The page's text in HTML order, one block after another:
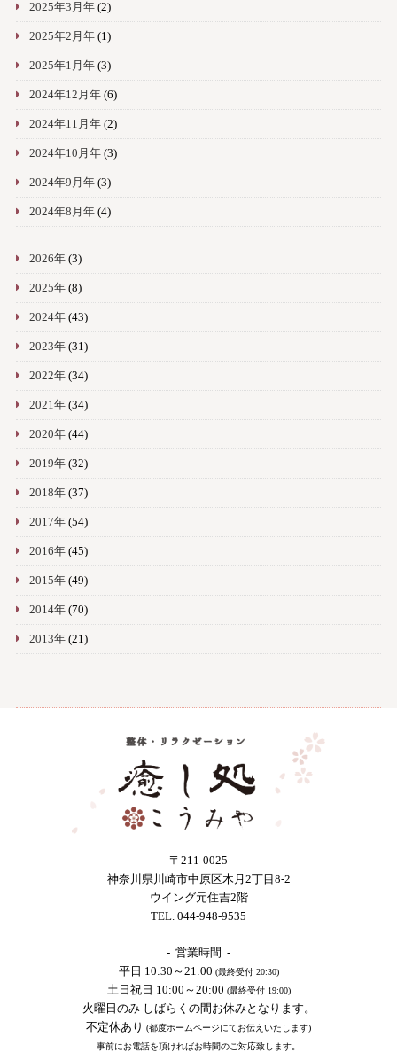
2025年3月年(2)
2025年2月年(1)
2025年1月年(3)
2024年12月年(6)
2024年11月年(2)
2024年10月年(3)
2024年9月年(3)
2024年8月年(4)
2026年(3)
2025年(8)
2024年(43)
2023年(31)
2022年(34)
2021年(34)
2020年(44)
2019年(32)
2018年(37)
2017年(54)
2016年(45)
2015年(49)
2014年(70)
2013年(21)
〒211-0025
神奈川県川崎市中原区木月2丁目8-2
ウイング元住吉2階
TEL. 044-948-9535
- 営業時間 -
平日 10:30～21:00 (最終受付 20:30)
土日祝日 10:00～20:00 (最終受付 19:00)
火曜日のみ しばらくの間お休みとなります。
不定休あり (都度ホームページにてお伝えいたします)
事前にお電話を頂ければお時間のご対応致します。